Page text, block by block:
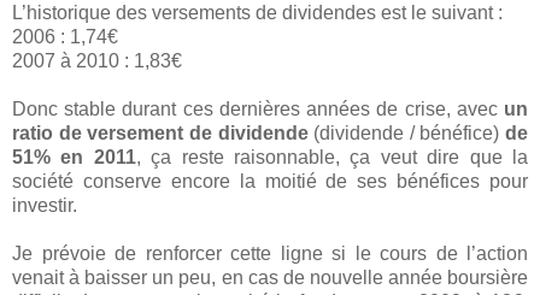
L’historique des versements de dividendes est le suivant :
2006 : 1,74€
2007 à 2010 : 1,83€
Donc stable durant ces dernières années de crise, avec un
ratio de versement de dividende(dividende / bénéfice) de
51% en 2011, ça reste raisonnable, ça veut dire que la
société conserve encore la moitié de ses bénéfices pour
investir.
Je prévoie de renforcer cette ligne si le cours de l’action
venait à baisser un peu, en cas de nouvelle année boursière